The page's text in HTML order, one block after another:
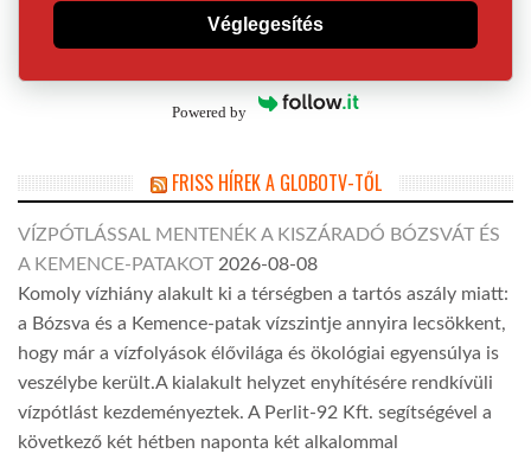
Véglegesítés
Powered by
FRISS HÍREK A GLOBOTV-TŐL
VÍZPÓTLÁSSAL MENTENÉK A KISZÁRADÓ BÓZSVÁT ÉS
A KEMENCE-PATAKOT 2026-08-08
Komoly vízhiány alakult ki a térségben a tartós aszály miatt:
a Bózsva és a Kemence-patak vízszintje annyira lecsökkent,
hogy már a vízfolyások élővilága és ökológiai egyensúlya is
veszélybe került.A kialakult helyzet enyhítésére rendkívüli
vízpótlást kezdeményeztek. A Perlit-92 Kft. segítségével a
következő két hétben naponta két alkalommal